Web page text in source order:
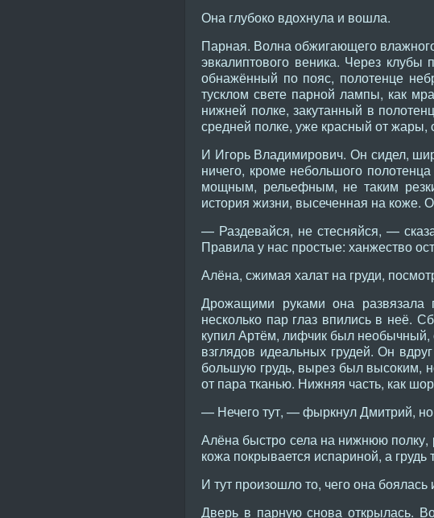
Она глубоко вдохнула и вошла.
Парная. Волна обжигающего
эвкалиптового веника. Через
обнажённый по пояс, полотенце
тусклом свете парной лампы, как
нижней полке, закутанный в
средней полке, уже красный от жары,
И Игорь Владимирович. Он сидел,
ничего, кроме небольшого
мощным, рельефным, не таким
история жизни, высеченная на коже.
— Раздевайся, не стесняйся, —
Правила у нас простые: ханжество
Алёна, сжимая халат на груди,
Дрожащими руками она развязала
несколько пар глаз впились в неё.
купил Артём, лифчик был необычный,
взглядов идеальных грудей. Он
большую грудь, вырез был высоким,
от пара тканью. Нижняя часть, как
— Нечего тут, — фыркнул Дмитрий, но
Алёна быстро села на нижнюю полку,
кожа покрывается испариной, а грудь
И тут произошло то, чего она
Дверь в парную снова открылась.